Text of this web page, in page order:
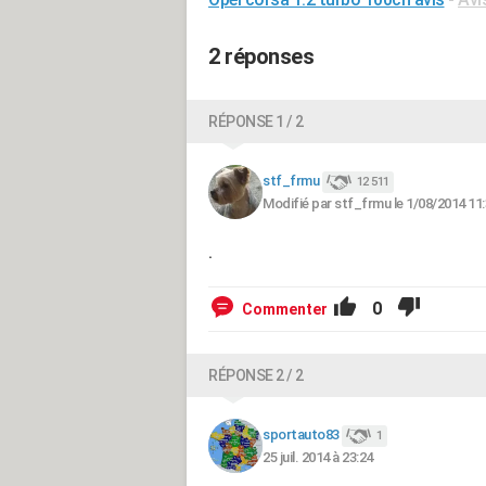
2 réponses
RÉPONSE 1 / 2
stf_frmu 12 511
Modifié par stf_frmu le 1/08/2014
.
Commenter 0
RÉPONSE 2 / 2
sportauto83 1
25 juil. 2014 à 23:24